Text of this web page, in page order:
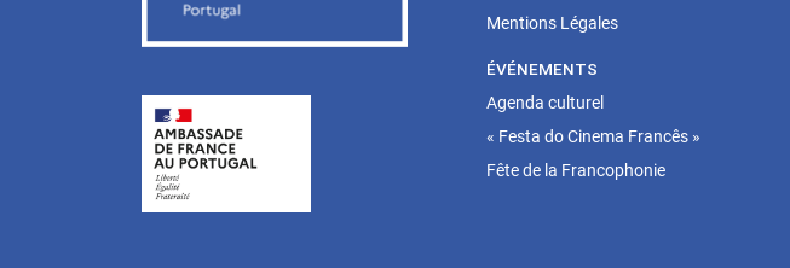
Mentions Légales
ÉVÉNEMENTS
Agenda culturel
« Festa do Cinema Francês »
Fête de la Francophonie